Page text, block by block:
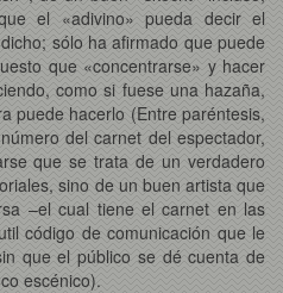
el «adivino» pueda decir el
sólo ha afirmado que puede
que «concentrarse» y hacer
como si fuese una hazaña,
puede hacerlo (Entre paréntesis,
del carnet del espectador,
que se trata de un verdadero
sino de un buen artista que
–el cual tiene el carnet en las
código de comunicación que le
que el público se dé cuenta de
escénico).